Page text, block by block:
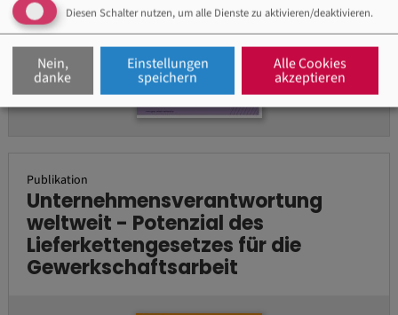
Publikation
Unternehmensverantwortung
weltweit - Potenzial des
Lieferkettengesetzes für die
Gewerkschaftsarbeit
Diesen Schalter nutzen, um alle Dienste zu aktivieren/deaktivieren.
Nein,
danke
Einstellungen
speichern
Alle Cookies
akzeptieren